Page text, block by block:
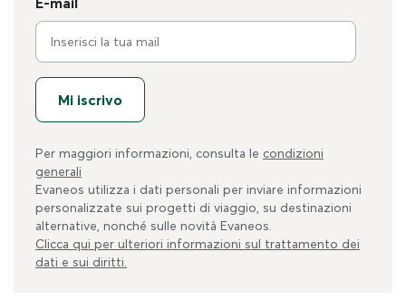
Mi iscrivo
Per maggiori informazioni, consulta le condizioni
generali
Evaneos utilizza i dati personali per inviare informazioni
personalizzate sui progetti di viaggio, su destinazioni
alternative, nonché sulle novità Evaneos.
Clicca qui per ulteriori informazioni sul trattamento dei
dati e sui diritti.